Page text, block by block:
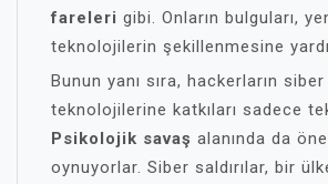
fareleri gibi. Onların bulguları,
teknolojilerin şekillenmesine
Bunun yanı sıra, hackerların
teknolojilerine katkıları sadece
Psikolojik savaş alanında da
oynuyorlar. Siber saldırılar, bir